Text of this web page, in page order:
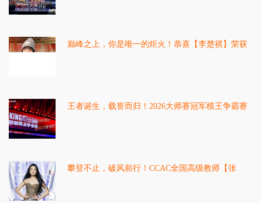
巅峰之上，你是唯一的炬火！恭喜【李楚祺】荣获
王者诞生，载誉而归！2026大师赛冠军模王争霸赛
攀登不止，破风前行！CCAC全国高级教师【张